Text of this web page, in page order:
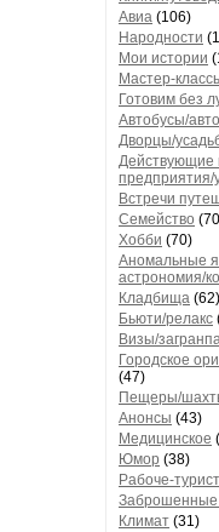
Авиа (106)
Народности
Мои истории
Мастер-
Готовим без
Автобусы/
Дворцы/
Действующие
предприятия/
Встречи
Семейство
Хобби (70)
Аномальные
астрономия/
Кладбища (62)
Бьюти/релакс
Визы/
Городское
(47)
Пещеры/
Анонсы (43)
Медицинское
Юмор (38)
Рабоче-
Заброшенные
Климат (31)